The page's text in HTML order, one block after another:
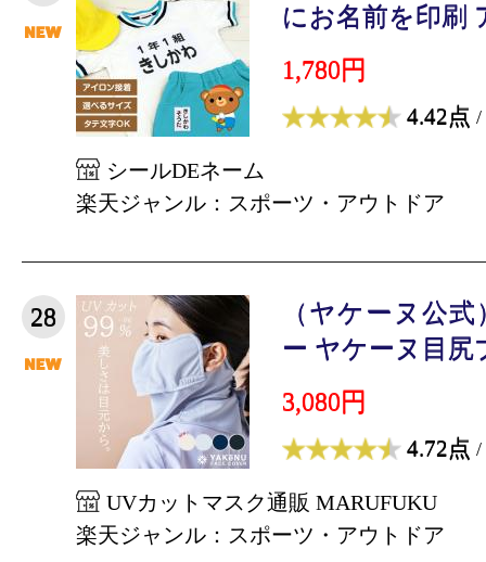
にお名前を印刷
1,780円
4.42点 /
シールDEネーム
楽天ジャンル：スポーツ・アウトドア
28
（ヤケーヌ公
ー ヤケーヌ目尻
3,080円
4.72点 /
UVカットマスク通販 MARUFUKU
楽天ジャンル：スポーツ・アウトドア